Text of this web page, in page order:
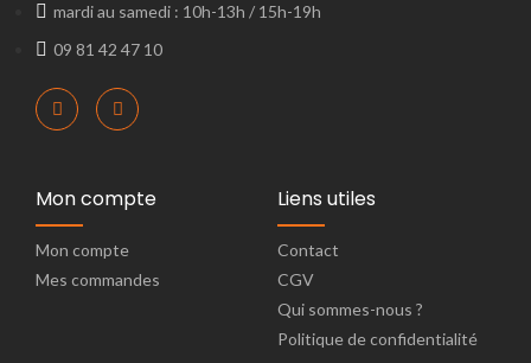
mardi au samedi : 10h-13h / 15h-19h
09 81 42 47 10
Mon compte
Mon compte
Mes commandes
Liens utiles
Contact
CGV
Qui sommes-nous ?
Politique de confidentialité